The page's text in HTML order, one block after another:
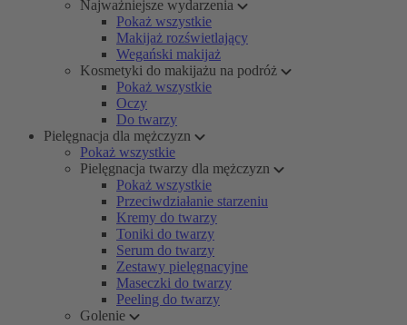
Najważniejsze wydarzenia
Pokaż wszystkie
Makijaż rozświetlający
Wegański makijaż
Kosmetyki do makijażu na podróż
Pokaż wszystkie
Oczy
Do twarzy
Pielęgnacja dla mężczyzn
Pokaż wszystkie
Pielęgnacja twarzy dla mężczyzn
Pokaż wszystkie
Przeciwdziałanie starzeniu
Kremy do twarzy
Toniki do twarzy
Serum do twarzy
Zestawy pielęgnacyjne
Maseczki do twarzy
Peeling do twarzy
Golenie